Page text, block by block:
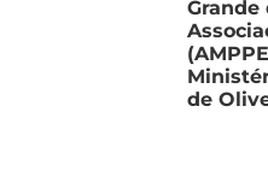
Grande
de